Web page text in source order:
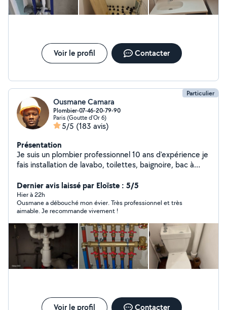
Voir le profil Contacter
Particulier
Ousmane Camara
Plombier-07-46-20-79-90
Paris (Goutte d'Or 6)
5/5 (183 avis)
Présentation
Je suis un plombier professionnel 10 ans d'expérience je
fais installation de lavabo, toilettes, baignoire, bac à
main,chauffe-eau, Montage des meubles ect je suis
disponible à Paris et alentours de Paris Merci de me
contacter au 07-46-20-79-90>>
Dernier avis laissé par Eloïste : 5/5
Hier à 22h
Ousmane a débouché mon évier. Très professionnel et très
aimable. Je recommande vivement !
Voir le profil Contacter